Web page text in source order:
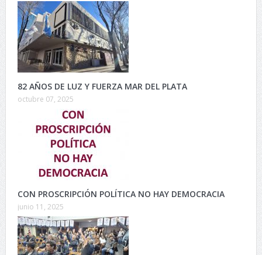
82 AÑOS DE LUZ Y FUERZA MAR DEL PLATA
octubre 07, 2025
CON PROSCRIPCIÓN POLÍTICA NO HAY DEMOCRACIA
junio 11, 2025